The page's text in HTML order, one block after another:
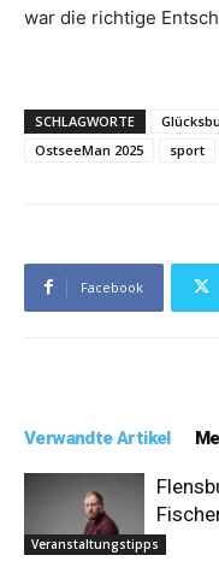
war die richtige
SCHLAGWORTE
OstseeMan 2025
sport
Facebook
Verwandte Artikel
Veranstaltungstipps